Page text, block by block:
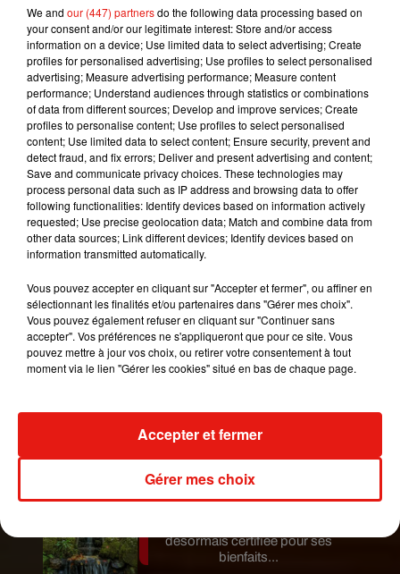
Publié : 15 mars 2020 à 9h52 par CC
l'heure actuelle, leur fermeture n'est pas encore
annoncée.
« Nous avons interdit aux enfants de
moins de treize ans de se rendre à la synagogue,
tout comme aux personnes âgées et fragiles »,
précise Joël Mergui, le président du Consistoire
de Paris.
Mundo Latino
Karol G dévoile la tracklist de
son nouvel album… avec des
Au Guatemala, le volcan de
Fuego entre en éruption
Gomez et Becky G sur son
nouveau single
désormais certifiée pour ses
bienfaits...
We and our (447) partnersdo the following data processing based on
your consent and/or our legitimate interest: Store and/or access
information on a device; Use limited data to select advertising; Create
profiles for personalised advertising; Use profiles to select personalised
advertising; Measure advertising performance; Measure content
performance; Understand audiences through statistics or combinations
of data from different sources; Develop and improve services; Create
profiles to personalise content; Use profiles to select personalised
content; Use limited data to select content; Ensure security, prevent and
detect fraud, and fix errors; Deliver and present advertising and content;
Save and communicate privacy choices. These technologies may
process personal data such as IP address and browsing data to offer
following functionalities: Identify devices based on information actively
requested; Use precise geolocation data; Match and combine data from
other data sources; Link different devices; Identify devices based on
information transmitted automatically.
Vous pouvez accepter en cliquant sur "Accepter et fermer", ou affiner en
sélectionnant les finalités et/ou partenaires dans "Gérer mes choix".
Vous pouvez également refuser en cliquant sur "Continuer sans
accepter". Vos préférences ne s'appliqueront que pour ce site. Vous
pouvez mettre à jour vos choix, ou retirer votre consentement à tout
moment via le lien "Gérer les cookies" situé en bas de chaque page.
Gérer mes choix
Accepter et fermer